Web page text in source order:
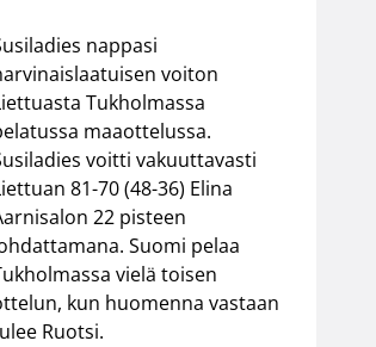
nappasi
voiton
Tukholmassa
maaottelussa.
voitti vakuuttavasti
81-70 (48-36) Elina
22 pisteen
Suomi pelaa
vielä toisen
kun huomenna vastaan
Ruotsi.